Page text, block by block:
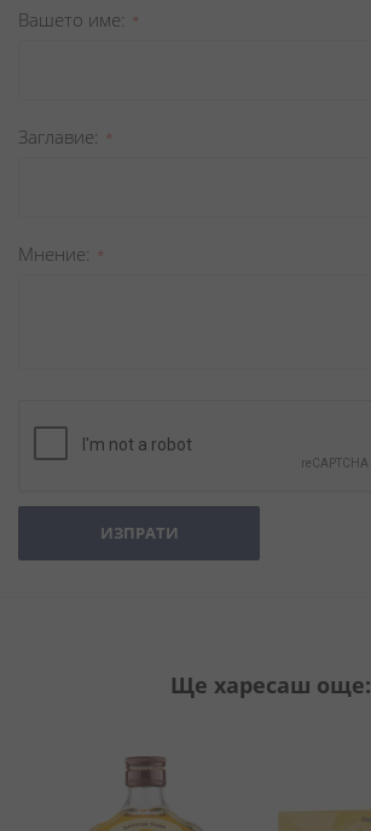
star
stars
stars
stars
stars
Вашето име
Заглавиe
Мнение
ИЗПРАТИ
Ще харесаш още: